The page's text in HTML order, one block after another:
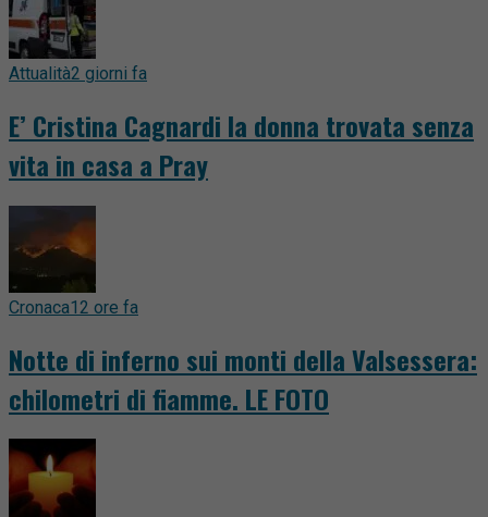
Attualità2 giorni fa
E’ Cristina Cagnardi la donna trovata senza
vita in casa a Pray
Cronaca12 ore fa
Notte di inferno sui monti della Valsessera:
chilometri di fiamme. LE FOTO